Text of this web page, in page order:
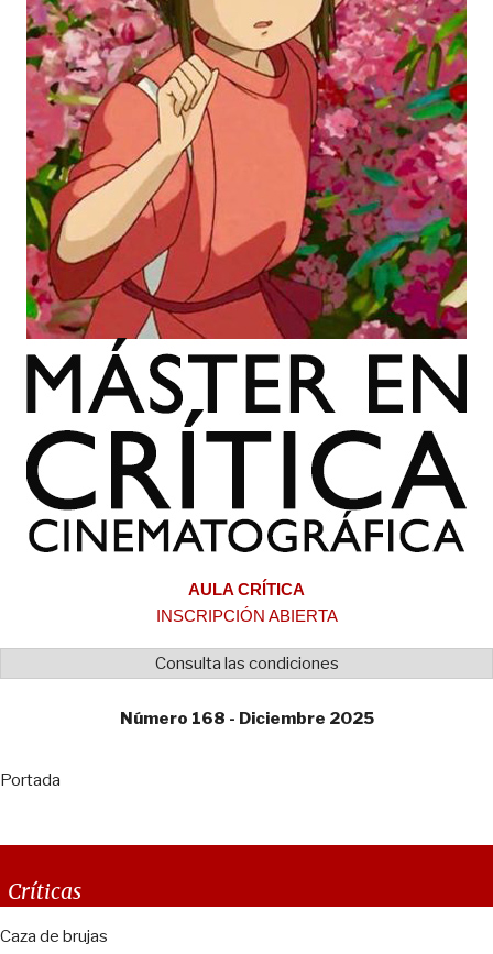
AULA CRÍTICA
INSCRIPCIÓN ABIERTA
Consulta las condiciones
Número 168 - Diciembre 2025
Portada
Críticas
Caza de brujas